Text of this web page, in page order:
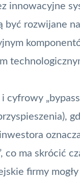
innowacyjne
rozwijane
cyfrowy
co ma skrócić
firmy